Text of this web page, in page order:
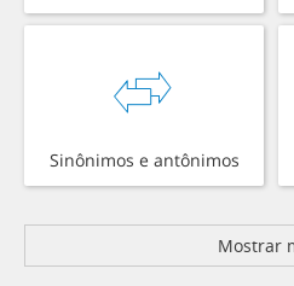
Sinônimos e antônimos
Mostrar